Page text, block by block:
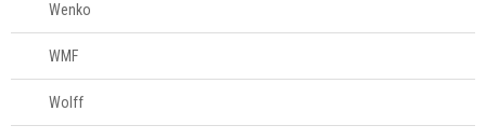
Wenko
WMF
Wolff